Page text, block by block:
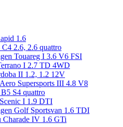
1.6
2.6, 2.6 quattro
Touareg I 3.6 V6 FSI
I 2.7 TD 4WD
II 1.2, 1.2 12V
Supersports III 4.8 V8
S4 quattro
I 1.9 DTI
Golf Sportsvan 1.6 TDI
Charade IV 1.6 GTi